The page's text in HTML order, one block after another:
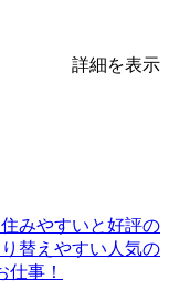
詳細を表示